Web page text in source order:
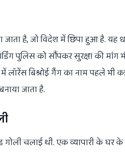
है, जो विदेश में छिपा हुआ है. यह
पुलिस को सौंपकर सुरक्षा की
बिश्नोई गैंग का नाम पहले भी
जाता है.
चलाई थी. एक व्यापारी के घर